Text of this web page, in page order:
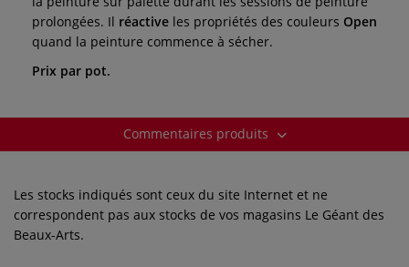
prolongées. Il réactive les propriétés des couleurs Open
quand la peinture commence à sécher.
Prix par pot.
Commentaires produits
Les stocks indiqués sont ceux du site Internet et ne
correspondent pas aux stocks de vos magasins Le Géant des
Beaux-Arts.